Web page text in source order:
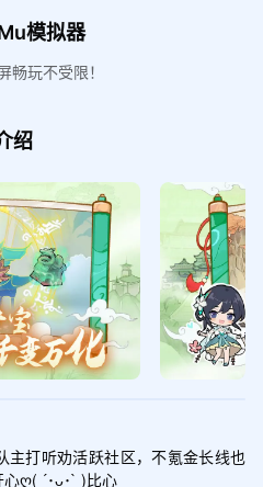
模拟器
玩不受限！
绍
主打听劝活跃社区，不氪金长线也
ღ( ´･ᴗ･` )比心